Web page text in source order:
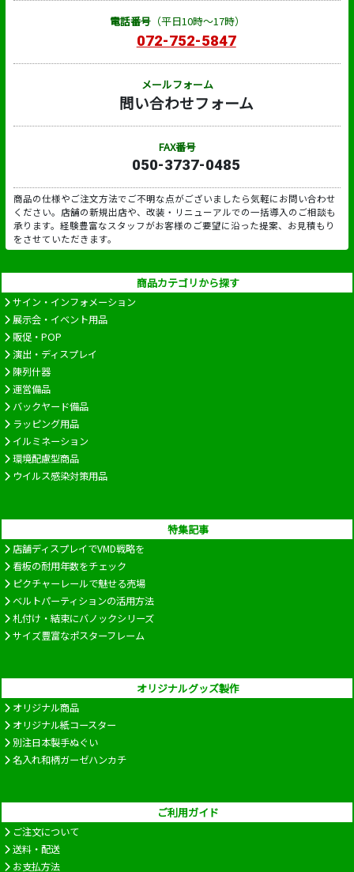
電話番号（平日10時～17時）
072-752-5847
メールフォーム
問い合わせフォーム
FAX番号
050-3737-0485
商品の仕様やご注文方法でご不明な点がございましたら気軽にお問い合わせ
ください。店舗の新規出店や、改装・リニューアルでの一括導入のご相談も
承ります。経験豊富なスタッフがお客様のご要望に沿った提案、お見積もり
をさせていただきます。
商品カテゴリから探す
サイン・インフォメーション
展示会・イベント用品
販促・POP
演出・ディスプレイ
陳列什器
運営備品
バックヤード備品
ラッピング用品
イルミネーション
環境配慮型商品
ウイルス感染対策用品
特集記事
店舗ディスプレイでVMD戦略を
看板の耐用年数をチェック
ピクチャーレールで魅せる売場
ベルトパーティションの活用方法
札付け・結束にバノックシリーズ
サイズ豊富なポスターフレーム
オリジナルグッズ製作
オリジナル商品
オリジナル紙コースター
別注日本製手ぬぐい
名入れ和柄ガーゼハンカチ
ご利用ガイド
ご注文について
送料・配送
お支払方法